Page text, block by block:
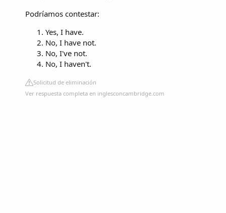
Podríamos contestar:
Yes, I have.
No, I have not.
No, I've not.
No, I haven't.
Solicitud de eliminación
Ver respuesta completa en inglesconcambridge.com